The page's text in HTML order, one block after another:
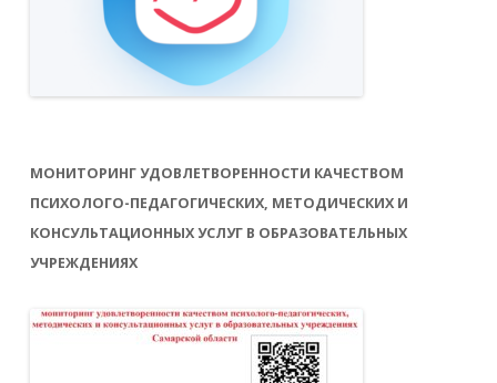
МОНИТОРИНГ УДОВЛЕТВОРЕННОСТИ КАЧЕСТВОМ
ПСИХОЛОГО-ПЕДАГОГИЧЕСКИХ, МЕТОДИЧЕСКИХ И
КОНСУЛЬТАЦИОННЫХ УСЛУГ В ОБРАЗОВАТЕЛЬНЫХ
УЧРЕЖДЕНИЯХ